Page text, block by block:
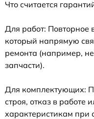
Что считается
Для работ: Повторное
который напрямую
ремонта (например,
запчасти).
Для комплектующих:
строя, отказ в работе
характеристикам при